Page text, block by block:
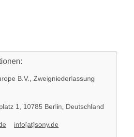
B.V., Zweigniederlassung
1, 10785 Berlin, Deutschland
info[at]sony.de